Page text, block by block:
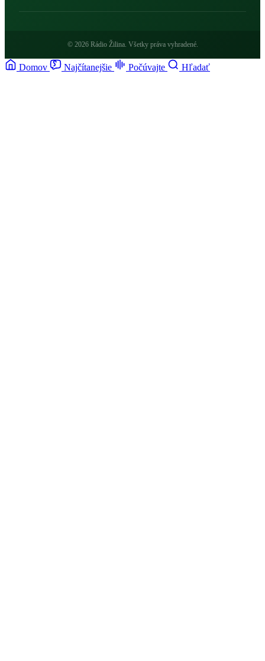
© 2026 Rádio Žilina. Všetky práva vyhradené.
Domov Najčítanejšie Počúvajte Hľadať